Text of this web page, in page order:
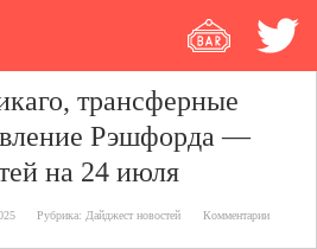
трансферные
Рэшфорда —
на 24 июля
Рубрика: Дайджест новостей Комментарии